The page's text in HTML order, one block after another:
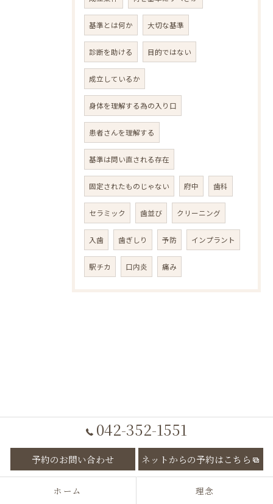
基準とは何か 大切な基準
診断を助ける 目的ではない
成立しているか
身体を理解する為の入り口
患者さんを理解する
基準は問い直される存在
固定されたものじゃない 府中 歯科
セラミック 歯並び クリーニング
入歯 歯ぎしり 予防 インプラント
駅チカ 口内炎 痛み
042-352-1551
予約のお問い合わせ ネットからの予約はこちら
ホーム 理念